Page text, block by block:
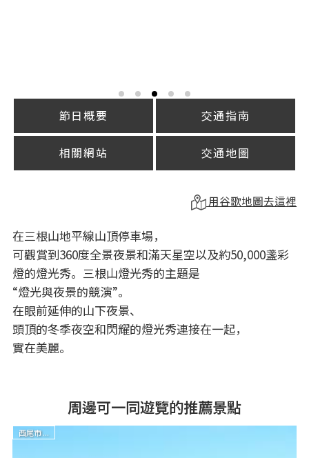
節日概要 交通指南
相關網站 交通地圖
用谷歌地圖去這裡
在三根山地平線山頂停車場，
可觀賞到360度全景夜景和滿天星空以及約50,000盞彩
燈的燈光秀。三根山燈光秀的主題是
“燈光與夜景的競演”。
在眼前延伸的山下夜景、
頭頂的冬季夜空和閃耀的燈光秀連接在一起，
實在美麗。
周邊可一同遊覽的推薦景點
西尾市 ...